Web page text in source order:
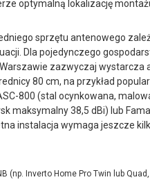
optymalną lokalizację
sprzętu antenowego
Dla pojedynczego
zazwyczaj wystarcza
80 cm, na przykład
800 (stal ocynkowana,
maksymalny 38,5 dBi) lub
instalacja wymaga jeszcze
(np. Inverto Home Pro Twin lub Quad,